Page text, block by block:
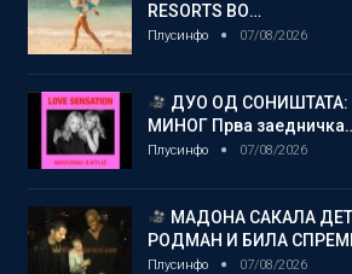
RESORTS ВО…
Плусинфо 07/08/2026
ДУО ОД
МИНОГ Прва
Плусинфо 07/08/2026
МАДОНА САКАЛА
РОДМАН И БИЛА
Плусинфо 07/08/2026